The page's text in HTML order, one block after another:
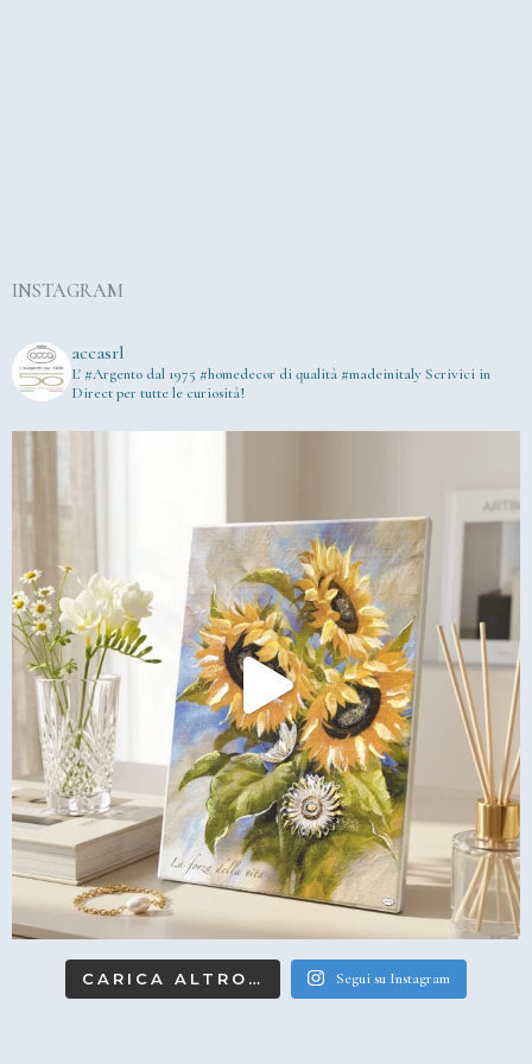
INSTAGRAM
accasrl
L' #Argento dal 1975 #homedecor di qualità #madeinitaly Scrivici in
Direct per tutte le curiosità!
CARICA ALTRO… Segui su Instagram